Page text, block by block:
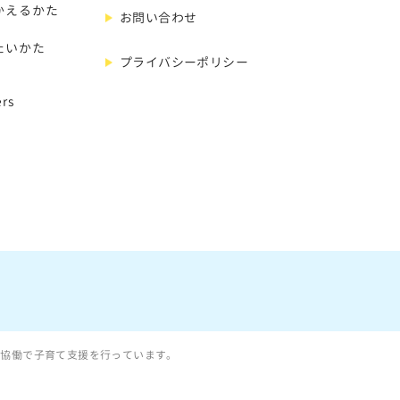
えるかた
いかた
お問い合わせ
プライバシーポリシー
働で子育て支援を行っています。